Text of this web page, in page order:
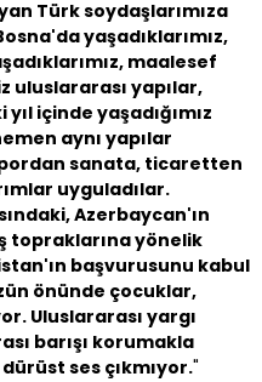
Türk soydaşlarımıza
yaşadıklarımız,
maalesef
uluslararası yapılar,
yıl içinde yaşadığımız
aynı yapılar
sanata, ticaretten
uyguladılar.
Azerbaycan'ın
topraklarına yönelik
başvurusunu kabul
önünde çocuklar,
Uluslararası yargı
barışı korumakla
ses çıkmıyor."